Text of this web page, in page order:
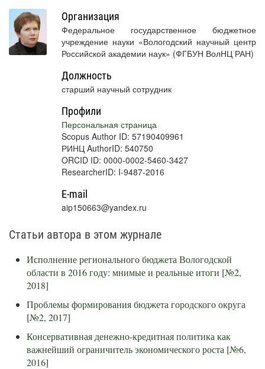
Организация
Федеральное государственное бюджетное
учреждение науки «Вологодский научный центр
Российской академии наук» (ФГБУН ВолНЦ РАН)
Должность
старший научный сотрудник
Профили
Персональная страница
Scopus Author ID: 57190409961
РИНЦ AuthorID: 540750
ORCID ID: 0000-0002-5460-3427
ResearcherID: I-9487-2016
E-mail
aip150663@yandex.ru
Статьи автора в этом журнале
Исполнение регионального бюджета Вологодской
области в 2016 году: мнимые и реальные итоги [№2,
2018]
Проблемы формирования бюджета городского округа
[№2, 2017]
Консервативная денежно-кредитная политика как
важнейший ограничитель экономического роста [№6,
2016]